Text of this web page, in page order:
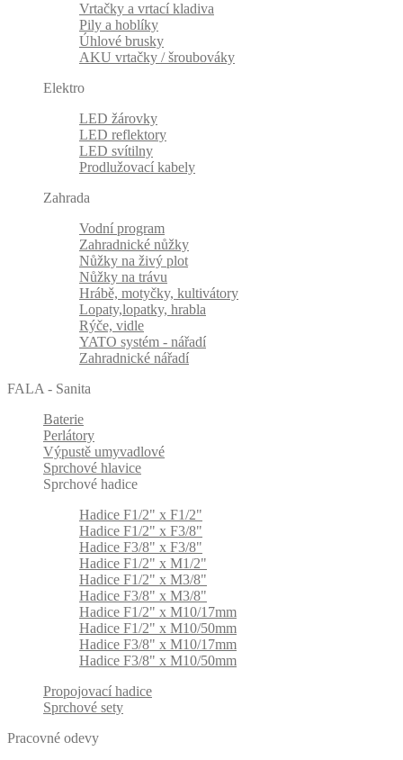
Vrtačky a vrtací kladiva
Pily a hoblíky
Úhlové brusky
AKU vrtačky / šroubováky
Elektro
LED žárovky
LED reflektory
LED svítilny
Prodlužovací kabely
Zahrada
Vodní program
Zahradnické nůžky
Nůžky na živý plot
Nůžky na trávu
Hrábě, motyčky, kultivátory
Lopaty,lopatky, hrabla
Rýče, vidle
YATO systém - nářadí
Zahradnické nářadí
FALA - Sanita
Baterie
Perlátory
Výpustě umyvadlové
Sprchové hlavice
Sprchové hadice
Hadice F1/2" x F1/2"
Hadice F1/2" x F3/8"
Hadice F3/8" x F3/8"
Hadice F1/2" x M1/2"
Hadice F1/2" x M3/8"
Hadice F3/8" x M3/8"
Hadice F1/2" x M10/17mm
Hadice F1/2" x M10/50mm
Hadice F3/8" x M10/17mm
Hadice F3/8" x M10/50mm
Propojovací hadice
Sprchové sety
Pracovné odevy